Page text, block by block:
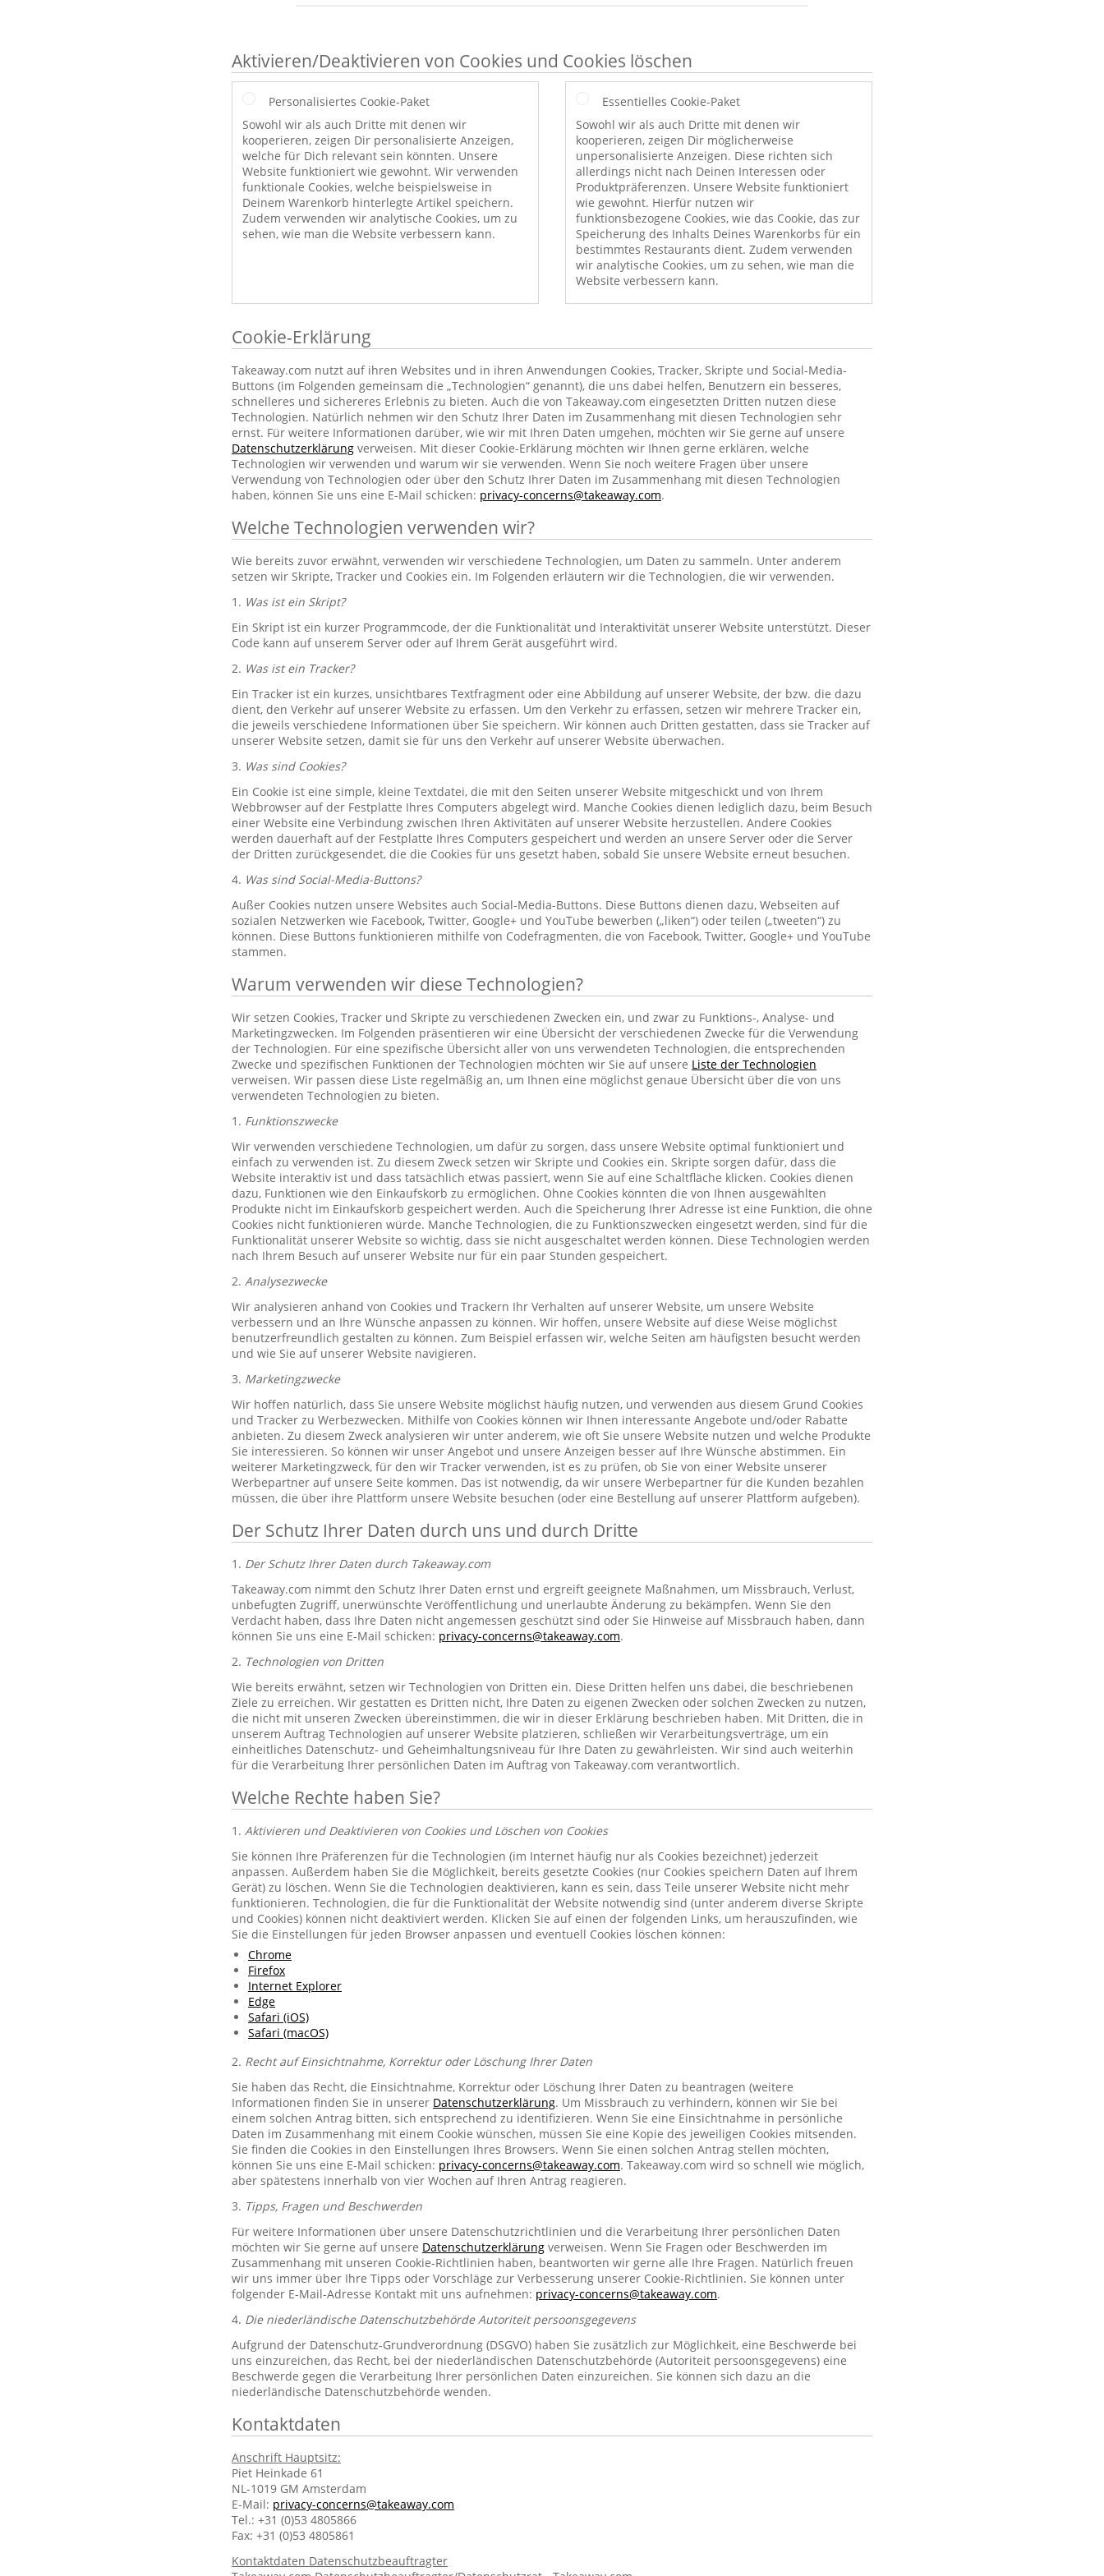
Aktivieren/Deaktivieren von Cookies und Cookies löschen
Personalisiertes Cookie-Paket
Sowohl wir als auch Dritte mit denen wir
kooperieren, zeigen Dir personalisierte Anzeigen,
welche für Dich relevant sein könnten. Unsere
Website funktioniert wie gewohnt. Wir verwenden
funktionale Cookies, welche beispielsweise in
Deinem Warenkorb hinterlegte Artikel speichern.
Zudem verwenden wir analytische Cookies, um zu
sehen, wie man die Website verbessern kann.
Essentielles Cookie-Paket
Sowohl wir als auch Dritte mit denen wir
kooperieren, zeigen Dir möglicherweise
unpersonalisierte Anzeigen. Diese richten sich
allerdings nicht nach Deinen Interessen oder
Produktpräferenzen. Unsere Website funktioniert
wie gewohnt. Hierfür nutzen wir
funktionsbezogene Cookies, wie das Cookie, das zur
Speicherung des Inhalts Deines Warenkorbs für ein
bestimmtes Restaurants dient. Zudem verwenden
wir analytische Cookies, um zu sehen, wie man die
Website verbessern kann.
Cookie-Erklärung
Takeaway.com nutzt auf ihren Websites und in ihren Anwendungen Cookies, Tracker, Skripte und Social-Media-
Buttons (im Folgenden gemeinsam die „Technologien“ genannt), die uns dabei helfen, Benutzern ein besseres,
schnelleres und sichereres Erlebnis zu bieten. Auch die von Takeaway.com eingesetzten Dritten nutzen diese
Technologien. Natürlich nehmen wir den Schutz Ihrer Daten im Zusammenhang mit diesen Technologien sehr
ernst. Für weitere Informationen darüber, wie wir mit Ihren Daten umgehen, möchten wir Sie gerne auf unsere
Datenschutzerklärung verweisen. Mit dieser Cookie-Erklärung möchten wir Ihnen gerne erklären, welche
Technologien wir verwenden und warum wir sie verwenden. Wenn Sie noch weitere Fragen über unsere
Verwendung von Technologien oder über den Schutz Ihrer Daten im Zusammenhang mit diesen Technologien
haben, können Sie uns eine E-Mail schicken: privacy-concerns@takeaway.com.
Welche Technologien verwenden wir?
Wie bereits zuvor erwähnt, verwenden wir verschiedene Technologien, um Daten zu sammeln. Unter anderem
setzen wir Skripte, Tracker und Cookies ein. Im Folgenden erläutern wir die Technologien, die wir verwenden.
1. Was ist ein Skript?
Ein Skript ist ein kurzer Programmcode, der die Funktionalität und Interaktivität unserer Website unterstützt. Dieser
Code kann auf unserem Server oder auf Ihrem Gerät ausgeführt wird.
2. Was ist ein Tracker?
Ein Tracker ist ein kurzes, unsichtbares Textfragment oder eine Abbildung auf unserer Website, der bzw. die dazu
dient, den Verkehr auf unserer Website zu erfassen. Um den Verkehr zu erfassen, setzen wir mehrere Tracker ein,
die jeweils verschiedene Informationen über Sie speichern. Wir können auch Dritten gestatten, dass sie Tracker auf
unserer Website setzen, damit sie für uns den Verkehr auf unserer Website überwachen.
3. Was sind Cookies?
Ein Cookie ist eine simple, kleine Textdatei, die mit den Seiten unserer Website mitgeschickt und von Ihrem
Webbrowser auf der Festplatte Ihres Computers abgelegt wird. Manche Cookies dienen lediglich dazu, beim Besuch
einer Website eine Verbindung zwischen Ihren Aktivitäten auf unserer Website herzustellen. Andere Cookies
werden dauerhaft auf der Festplatte Ihres Computers gespeichert und werden an unsere Server oder die Server
der Dritten zurückgesendet, die die Cookies für uns gesetzt haben, sobald Sie unsere Website erneut besuchen.
4. Was sind Social-Media-Buttons?
Außer Cookies nutzen unsere Websites auch Social-Media-Buttons. Diese Buttons dienen dazu, Webseiten auf
sozialen Netzwerken wie Facebook, Twitter, Google+ und YouTube bewerben („liken“) oder teilen („tweeten“) zu
können. Diese Buttons funktionieren mithilfe von Codefragmenten, die von Facebook, Twitter, Google+ und YouTube
stammen.
Warum verwenden wir diese Technologien?
Wir setzen Cookies, Tracker und Skripte zu verschiedenen Zwecken ein, und zwar zu Funktions-, Analyse- und
Marketingzwecken. Im Folgenden präsentieren wir eine Übersicht der verschiedenen Zwecke für die Verwendung
der Technologien. Für eine spezifische Übersicht aller von uns verwendeten Technologien, die entsprechenden
Zwecke und spezifischen Funktionen der Technologien möchten wir Sie auf unsere Liste der Technologien
verweisen. Wir passen diese Liste regelmäßig an, um Ihnen eine möglichst genaue Übersicht über die von uns
verwendeten Technologien zu bieten.
1. Funktionszwecke
Wir verwenden verschiedene Technologien, um dafür zu sorgen, dass unsere Website optimal funktioniert und
einfach zu verwenden ist. Zu diesem Zweck setzen wir Skripte und Cookies ein. Skripte sorgen dafür, dass die
Website interaktiv ist und dass tatsächlich etwas passiert, wenn Sie auf eine Schaltfläche klicken. Cookies dienen
dazu, Funktionen wie den Einkaufskorb zu ermöglichen. Ohne Cookies könnten die von Ihnen ausgewählten
Produkte nicht im Einkaufskorb gespeichert werden. Auch die Speicherung Ihrer Adresse ist eine Funktion, die ohne
Cookies nicht funktionieren würde. Manche Technologien, die zu Funktionszwecken eingesetzt werden, sind für die
Funktionalität unserer Website so wichtig, dass sie nicht ausgeschaltet werden können. Diese Technologien werden
nach Ihrem Besuch auf unserer Website nur für ein paar Stunden gespeichert.
2. Analysezwecke
Wir analysieren anhand von Cookies und Trackern Ihr Verhalten auf unserer Website, um unsere Website
verbessern und an Ihre Wünsche anpassen zu können. Wir hoffen, unsere Website auf diese Weise möglichst
benutzerfreundlich gestalten zu können. Zum Beispiel erfassen wir, welche Seiten am häufigsten besucht werden
und wie Sie auf unserer Website navigieren.
3. Marketingzwecke
Wir hoffen natürlich, dass Sie unsere Website möglichst häufig nutzen, und verwenden aus diesem Grund Cookies
und Tracker zu Werbezwecken. Mithilfe von Cookies können wir Ihnen interessante Angebote und/oder Rabatte
anbieten. Zu diesem Zweck analysieren wir unter anderem, wie oft Sie unsere Website nutzen und welche Produkte
Sie interessieren. So können wir unser Angebot und unsere Anzeigen besser auf Ihre Wünsche abstimmen. Ein
weiterer Marketingzweck, für den wir Tracker verwenden, ist es zu prüfen, ob Sie von einer Website unserer
Werbepartner auf unsere Seite kommen. Das ist notwendig, da wir unsere Werbepartner für die Kunden bezahlen
müssen, die über ihre Plattform unsere Website besuchen (oder eine Bestellung auf unserer Plattform aufgeben).
Der Schutz Ihrer Daten durch uns und durch Dritte
1. Der Schutz Ihrer Daten durch Takeaway.com
Takeaway.com nimmt den Schutz Ihrer Daten ernst und ergreift geeignete Maßnahmen, um Missbrauch, Verlust,
unbefugten Zugriff, unerwünschte Veröffentlichung und unerlaubte Änderung zu bekämpfen. Wenn Sie den
Verdacht haben, dass Ihre Daten nicht angemessen geschützt sind oder Sie Hinweise auf Missbrauch haben, dann
können Sie uns eine E-Mail schicken: privacy-concerns@takeaway.com.
2. Technologien von Dritten
Wie bereits erwähnt, setzen wir Technologien von Dritten ein. Diese Dritten helfen uns dabei, die beschriebenen
Ziele zu erreichen. Wir gestatten es Dritten nicht, Ihre Daten zu eigenen Zwecken oder solchen Zwecken zu nutzen,
die nicht mit unseren Zwecken übereinstimmen, die wir in dieser Erklärung beschrieben haben. Mit Dritten, die in
unserem Auftrag Technologien auf unserer Website platzieren, schließen wir Verarbeitungsverträge, um ein
einheitliches Datenschutz- und Geheimhaltungsniveau für Ihre Daten zu gewährleisten. Wir sind auch weiterhin
für die Verarbeitung Ihrer persönlichen Daten im Auftrag von Takeaway.com verantwortlich.
Welche Rechte haben Sie?
1. Aktivieren und Deaktivieren von Cookies und Löschen von Cookies
Sie können Ihre Präferenzen für die Technologien (im Internet häufig nur als Cookies bezeichnet) jederzeit
anpassen. Außerdem haben Sie die Möglichkeit, bereits gesetzte Cookies (nur Cookies speichern Daten auf Ihrem
Gerät) zu löschen. Wenn Sie die Technologien deaktivieren, kann es sein, dass Teile unserer Website nicht mehr
funktionieren. Technologien, die für die Funktionalität der Website notwendig sind (unter anderem diverse Skripte
und Cookies) können nicht deaktiviert werden. Klicken Sie auf einen der folgenden Links, um herauszufinden, wie
Sie die Einstellungen für jeden Browser anpassen und eventuell Cookies löschen können:
Chrome
Firefox
Internet Explorer
Edge
Safari (iOS)
Safari (macOS)
2. Recht auf Einsichtnahme, Korrektur oder Löschung Ihrer Daten
Sie haben das Recht, die Einsichtnahme, Korrektur oder Löschung Ihrer Daten zu beantragen (weitere
Informationen finden Sie in unserer Datenschutzerklärung. Um Missbrauch zu verhindern, können wir Sie bei
einem solchen Antrag bitten, sich entsprechend zu identifizieren. Wenn Sie eine Einsichtnahme in persönliche
Daten im Zusammenhang mit einem Cookie wünschen, müssen Sie eine Kopie des jeweiligen Cookies mitsenden.
Sie finden die Cookies in den Einstellungen Ihres Browsers. Wenn Sie einen solchen Antrag stellen möchten,
können Sie uns eine E-Mail schicken: privacy-concerns@takeaway.com. Takeaway.com wird so schnell wie möglich,
aber spätestens innerhalb von vier Wochen auf Ihren Antrag reagieren.
3. Tipps, Fragen und Beschwerden
Für weitere Informationen über unsere Datenschutzrichtlinien und die Verarbeitung Ihrer persönlichen Daten
möchten wir Sie gerne auf unsere Datenschutzerklärung verweisen. Wenn Sie Fragen oder Beschwerden im
Zusammenhang mit unseren Cookie-Richtlinien haben, beantworten wir gerne alle Ihre Fragen. Natürlich freuen
wir uns immer über Ihre Tipps oder Vorschläge zur Verbesserung unserer Cookie-Richtlinien. Sie können unter
folgender E-Mail-Adresse Kontakt mit uns aufnehmen: privacy-concerns@takeaway.com.
4. Die niederländische Datenschutzbehörde Autoriteit persoonsgegevens
Aufgrund der Datenschutz-Grundverordnung (DSGVO) haben Sie zusätzlich zur Möglichkeit, eine Beschwerde bei
uns einzureichen, das Recht, bei der niederländischen Datenschutzbehörde (Autoriteit persoonsgegevens) eine
Beschwerde gegen die Verarbeitung Ihrer persönlichen Daten einzureichen. Sie können sich dazu an die
niederländische Datenschutzbehörde wenden.
Kontaktdaten
Anschrift Hauptsitz:
Piet Heinkade 61
NL-1019 GM Amsterdam
E-Mail: privacy-concerns@takeaway.com
Tel.: +31 (0)53 4805866
Fax: +31 (0)53 4805861
Kontaktdaten Datenschutzbeauftragter